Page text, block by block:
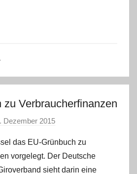
zu Verbraucherfinanzen
Dezember 2015
n
a
d
das EU-Grünbuch zu
vorgelegt. Der Deutsche
sieht darin eine